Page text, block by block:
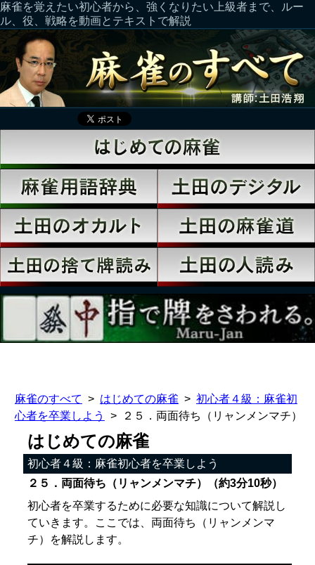
麻雀を覚えたい初心者から、強くなりたい上級者まで、ルー
ル、役、戦略を動画とテキストで解説
麻雀のすべて はじめての麻雀
初心者４級：麻雀初
心者を卒業しよう
２５．両面待ち（リャンメンマチ）
はじめての麻雀
初心者４級：麻雀初心者を卒業しよう
２５．両面待ち（リャンメンマチ）（約3分10秒）
初心者を卒業するために必要な知識について解説し
ていきます。ここでは、両面待ち（リャンメンマ
チ）を解説します。